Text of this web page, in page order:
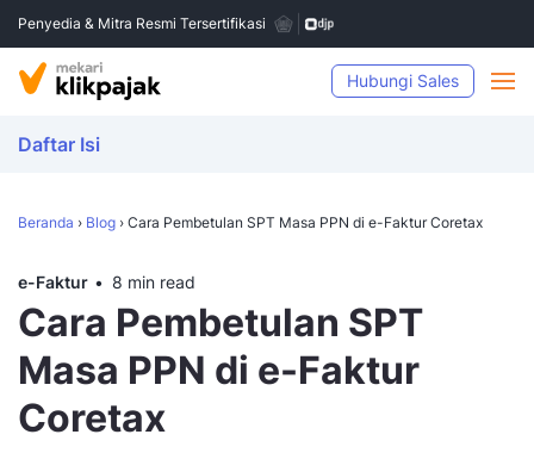
Penyedia & Mitra Resmi Tersertifikasi
Hubungi Sales
Daftar Isi
Beranda › Blog › Cara Pembetulan SPT Masa PPN di e-Faktur Coretax
e-Faktur 8 min read
Cara Pembetulan SPT
Masa PPN di e-Faktur
Coretax